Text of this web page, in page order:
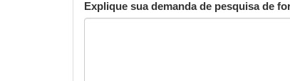
Explique sua demanda de pesquisa de